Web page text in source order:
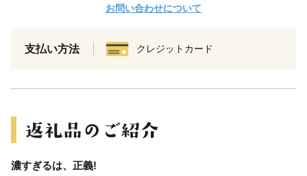
お問い合わせについて
支払い方法 クレジットカード
濃すぎるは、正義!